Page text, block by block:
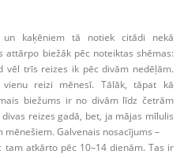
un kaķēniem tā notiek citādi nekā
attārpo biežāk pēc noteiktas shēmas:
vēl trīs reizes ik pēc divām nedēļām.
reizi mēnesī. Tālāk, tāpat kā
biežums ir no divām līdz četrām
reizes gadā, bet, ja mājas mīlulis
Galvenais nosacījums –
atkārto pēc 10–14 dienām. Tas ir